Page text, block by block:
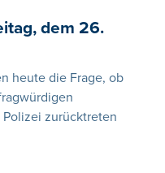
dem 26.
heute die Frage, ob
zurücktreten